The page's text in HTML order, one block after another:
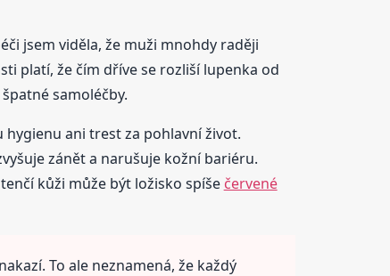
jsem viděla, že muži mnohdy raději
platí, že čím dříve se rozliší lupenka od
samoléčby.
ani trest za pohlavní život.
zánět a narušuje kožní bariéru.
kůži může být ložisko spíše červené
To ale neznamená, že každý